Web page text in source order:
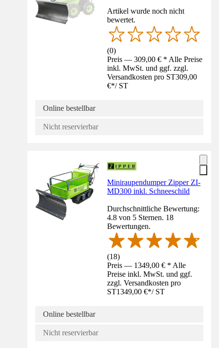
Artikel wurde noch nicht
bewertet.
(0)
Preis — 309,00 € * Alle Preise
inkl. MwSt. und ggf. zzgl.
Versandkosten pro ST309,00
€*/ ST
Online bestellbar
Nicht reservierbar
Miniraupendumper Zipper ZI-
MD300 inkl. Schneeschild
Durchschnittliche Bewertung:
4.8 von 5 Sternen. 18
Bewertungen.
(18)
Preis — 1349,00 € * Alle
Preise inkl. MwSt. und ggf.
zzgl. Versandkosten pro
ST1349,00 €*/ ST
Online bestellbar
Nicht reservierbar